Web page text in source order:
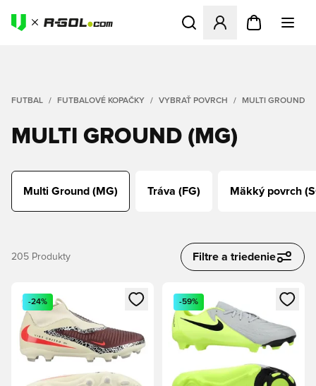
Otvorí modál na
FUTBAL FUTBALOVÉ KOPAČKY VYBRAŤ POVRCH MULTI GROUND
MULTI GROUND (MG)
Multi Ground (MG) Tráva (FG) Mäkký povrch
205 Produkty Filtre a triedenie
Otvorí modál na prihlásenie alebo registráciu ako člen
-24%
Otvorí modál na prihlásenie
-59%